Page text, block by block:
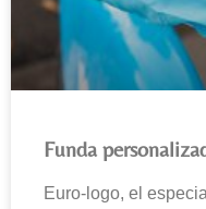
Funda
Euro-logo, el